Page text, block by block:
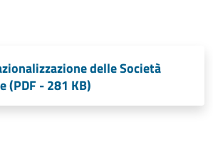
delle Società
(PDF - 281 KB)